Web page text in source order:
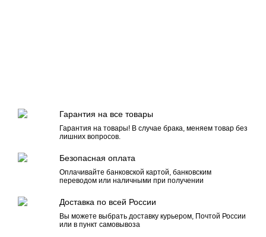
Гарантия на все товары
Гарантия на товары! В случае брака, меняем товар без
лишних вопросов.
Безопасная оплата
Оплачивайте банковской картой, банковским
переводом или наличными при получении
Доставка по всей России
Вы можете выбрать доставку курьером, Почтой России
или в пункт самовывоза